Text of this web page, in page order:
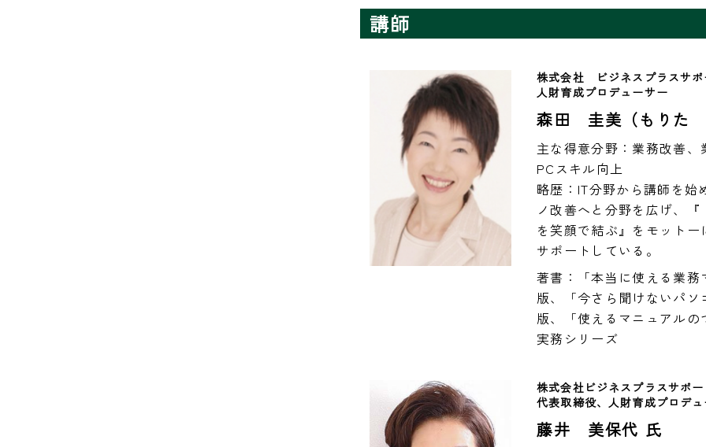
講師
株式会社　ビジネスプラスサ
人財育成プロデューサー
森田 圭美（もりた
主な得意分野：業務改善、
PCスキル向上
略歴：IT分野から講師を始
ノ改善へと分野を広げ、『
を笑顔で結ぶ』をモット
サポートしている。
著書：「本当に使える業
版、「今さら聞けないパ
版、「使えるマニュアル
実務シリーズ
株式会社ビジネスプラスサポ
代表取締役、人財育成プロデ
藤井 美保代 氏